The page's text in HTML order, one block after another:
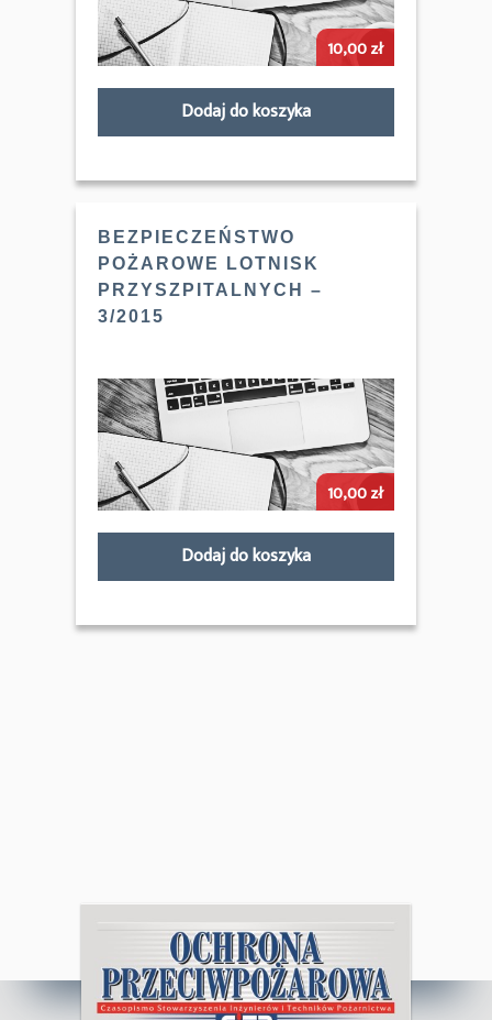
10,00zł
Dodaj do koszyka
BEZPIECZEŃSTWO
POŻAROWE LOTNISK
PRZYSZPITALNYCH –
3/2015
10,00zł
Dodaj do koszyka